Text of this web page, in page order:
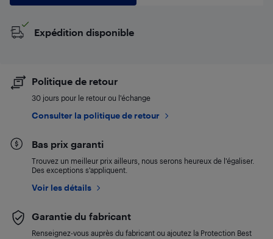
Expédition disponible
Politique de retour
30 jours pour le retour ou l’échange
Consulter la politique de retour
Bas prix garanti
Trouvez un meilleur prix ailleurs, nous serons heureux de l’égaliser.
Des exceptions s’appliquent.
Voir les détails
Garantie du fabricant
Renseignez-vous auprès du fabricant ou ajoutez la Protection Best